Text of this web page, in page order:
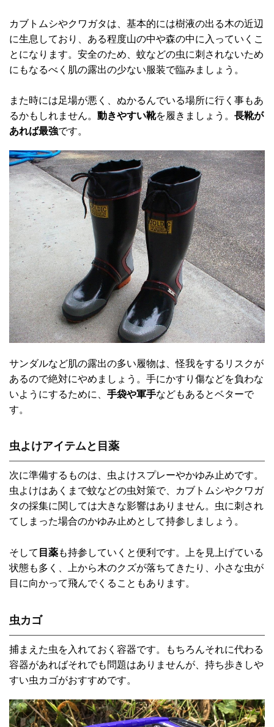
カブトムシやクワガタは、基本的には樹液の出る木の近辺
に生息しており、ある程度山の中や森の中に入っていくこ
とになります。安全のため、蚊などの虫に刺されないため
にもなるべく肌の露出の少ない服装で臨みましょう。
また時には足場が悪く、ぬかるんでいる場所に行く事もあ
るかもしれません。 動きやすい靴を履きましょう。 長靴が
あれば最強です。
サンダルなど肌の露出の多い履物は、怪我をするリスクが
あるので絶対にやめましょう。手にかすり傷などを負わな
いようにするために、 手袋や軍手などもあるとベターで
す。
虫よけアイテムと目薬
次に準備するものは、虫よけスプレーやかゆみ止めです。
虫よけはあくまで蚊などの虫対策で、カブトムシやクワガ
タの採集に関しては大きな影響はありません。虫に刺され
てしまった場合のかゆみ止めとして持参しましょう。
そして目薬も持参していくと便利です。上を見上げている
状態も多く、上から木のクズが落ちてきたり、小さな虫が
目に向かって飛んでくることもあります。
虫カゴ
捕まえた虫を入れておく容器です。もちろんそれに代わる
容器があればそれでも問題はありませんが、持ち歩きしや
すい虫カゴがおすすめです。